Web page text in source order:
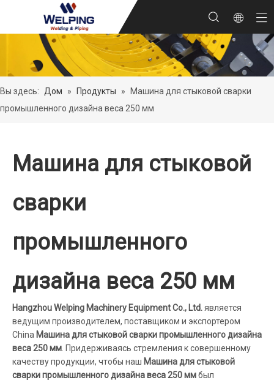
Вы здесь: Дом » Продукты »
Машина для стыковой сварки
промышленного дизайна веса 250 мм
Машина для стыковой
сварки
промышленного
дизайна веса 250 мм
Hangzhou Welping Machinery Equipment Co., Ltd.является
ведущим производителем, поставщиком и экспортером
China Машина для стыковой сварки промышленного дизайна
веса 250 мм . Придерживаясь стремления к совершенному
качеству продукции, чтобы наш Машина для стыковой
сварки промышленного дизайна веса 250 ммбыл